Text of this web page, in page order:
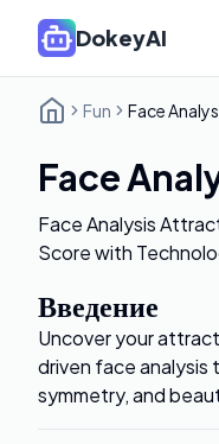
DokeyAI
Fun Face
Face
Face Analysis
Score with
Введение
Uncover your
driven face analysis
symmetry, and